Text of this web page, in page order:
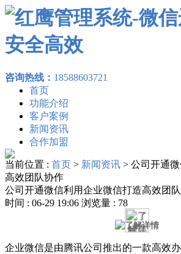
咨询热线： 18588603721
首页
功能介绍
客户案例
新闻资讯
合作加盟
当前位置 : 首页 > 新闻资讯 > 公司开通
高效团队协作
公司开通微信利用企业微信打造高效团
时间 : 06-29 19:06 浏览量 : 78
企业微信是由腾讯公司推出的一款高效